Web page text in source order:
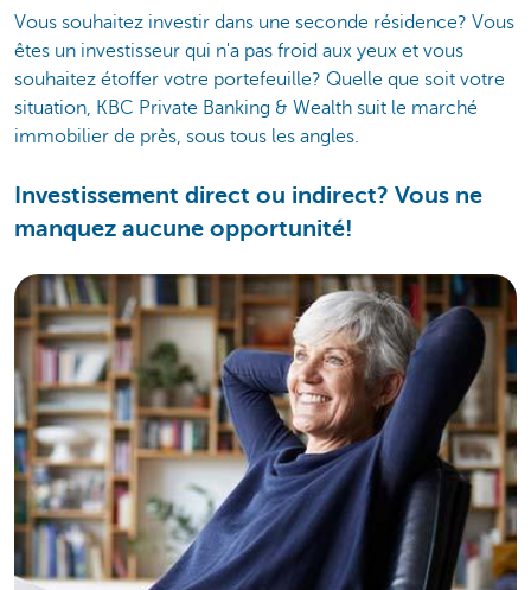
Vous souhaitez investir dans une seconde résidence? Vous
êtes un investisseur qui n'a pas froid aux yeux et vous
souhaitez étoffer votre portefeuille? Quelle que soit votre
situation, KBC Private Banking & Wealth suit le marché
immobilier de près, sous tous les angles.
Investissement direct ou indirect? Vous ne
manquez aucune opportunité!